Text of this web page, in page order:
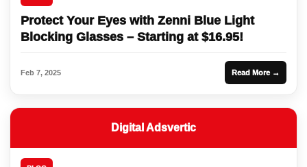
Protect Your Eyes with Zenni Blue Light
Blocking Glasses – Starting at $16.95!
Feb 7, 2025 Read More →
Digital Adsvertic